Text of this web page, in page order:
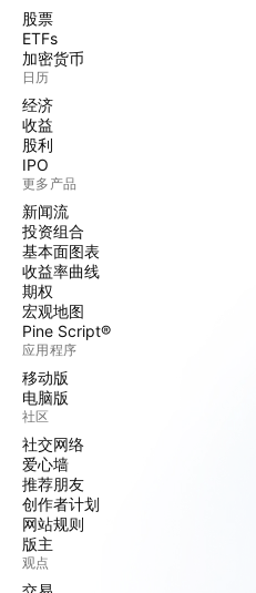
股票
ETFs
加密货币
日历
经济
收益
股利
IPO
更多产品
新闻流
投资组合
基本面图表
收益率曲线
期权
宏观地图
Pine Script®
应用程序
移动版
电脑版
社区
社交网络
爱心墙
推荐朋友
创作者计划
网站规则
版主
观点